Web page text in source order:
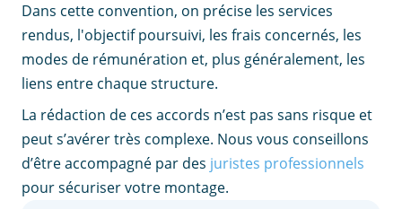
Dans cette convention, on précise les services
rendus, l'objectif poursuivi, les frais concernés, les
modes de rémunération et, plus généralement, les
liens entre chaque structure.
La rédaction de ces accords n’est pas sans risque et
peut s’avérer très complexe. Nous vous conseillons
d’être accompagné par des juristes professionnels
pour sécuriser votre montage.